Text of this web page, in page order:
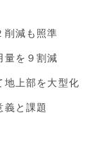
削減も照準
量を９割減
地上部を大型化
義と課題